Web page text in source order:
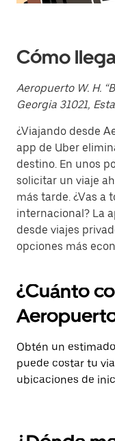
el
calendario.
Cómo
Aeropuerto W. H.
Georgia 31021,
¿Viajando desde
app de Uber
destino. En unos
solicitar un viaje
más tarde. ¿Vas a
internacional? La
desde viajes
opciones más
¿Cuánto
Obtén un
puede costar tu
ubicaciones de